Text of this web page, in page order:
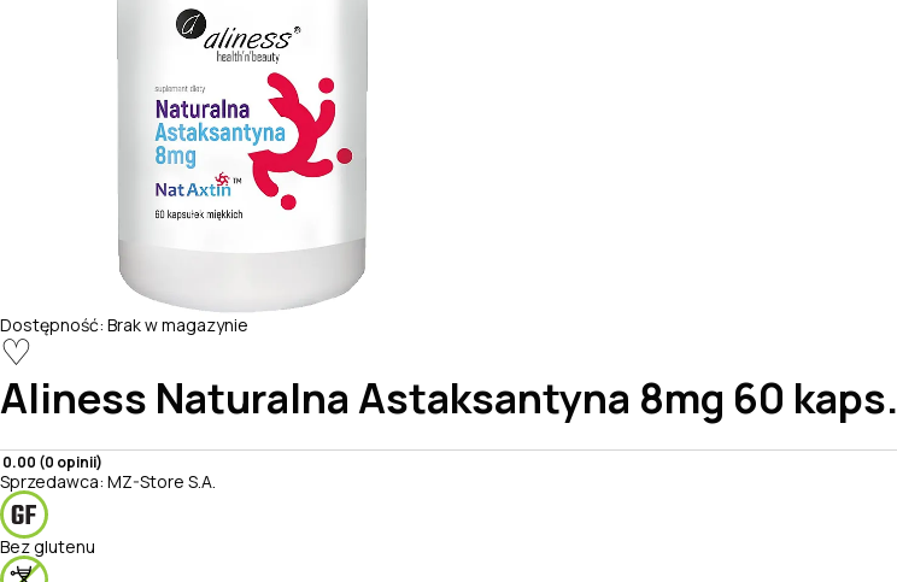
Dostępność: Brak w magazynie
♡
Aliness Naturalna Astaksantyna 8mg 60 kaps.
0.00 (0 opinii)
Sprzedawca: MZ-Store S.A.
Bez glutenu